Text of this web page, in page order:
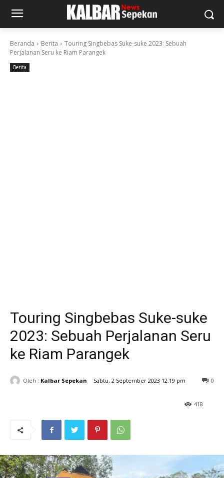
Beranda Berita
Touring Singbebas Suke-suke 2023: Sebuah
Perjalanan Seru ke Riam Parangek
Berita
Touring Singbebas Suke-suke
2023: Sebuah Perjalanan Seru
ke Riam Parangek
Oleh : Kalbar Sepekan Sabtu, 2 September 2023 12:19 pm 0
418